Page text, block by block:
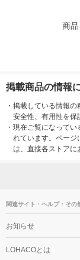
商
掲載商品の情報
・ 掲載している情報の
安全性、有用性を保
・ 現在ご覧になってい
れています。ページ
は、直接各ストアに
関連サイト・ヘルプ・その
お知らせ
LOHACOとは